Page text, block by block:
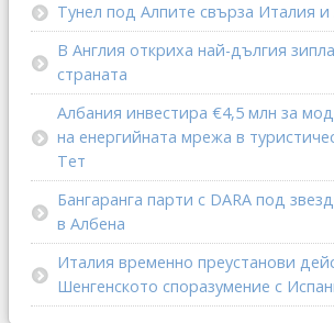
Тунел под Алпите свърза Италия и
В Англия откриха най-дългия
страната
Албания инвестира €4,5 млн за
на енергийната мрежа в
Тет
Бангаранга парти с DARA под
в Албена
Италия временно преустанови
Шенгенското споразумение с